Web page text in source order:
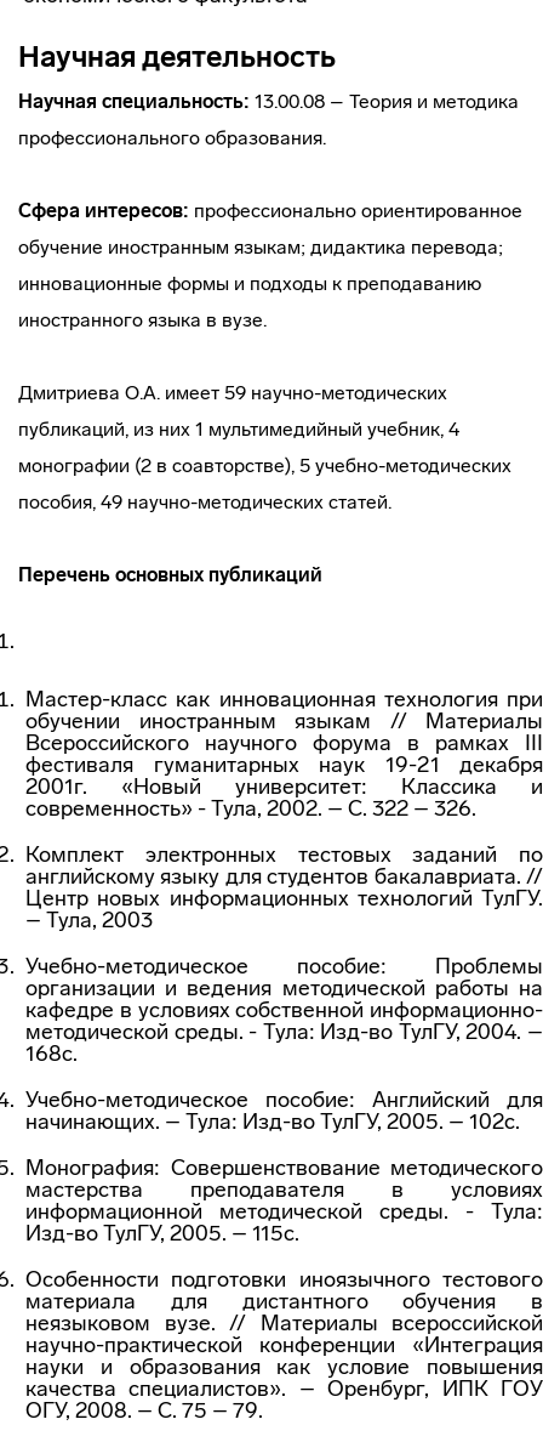
Научная деятельность
Научная специальность: 13.00.08 – Теория и методика
профессионального образования.
Сфера интересов: профессионально ориентированное
обучение иностранным языкам; дидактика перевода;
инновационные формы и подходы к преподаванию
иностранного языка в вузе.
Дмитриева О.А. имеет 59 научно-методических
публикаций, из них 1 мультимедийный учебник, 4
монографии (2 в соавторстве), 5 учебно-методических
пособия, 49 научно-методических статей.
Перечень основных публикаций
Мастер-класс как инновационная технология при
обучении иностранным языкам // Материалы
Всероссийского научного форума в рамках III
фестиваля гуманитарных наук 19-21 декабря
2001г. «Новый университет: Классика и
современность» - Тула, 2002. – С. 322 – 326.
Комплект электронных тестовых заданий по
английскому языку для студентов бакалавриата. //
Центр новых информационных технологий ТулГУ.
– Тула, 2003
Учебно-методическое пособие: Проблемы
организации и ведения методической работы на
кафедре в условиях собственной информационно-
методической среды. - Тула: Изд-во ТулГУ, 2004. –
168с.
Учебно-методическое пособие: Английский для
начинающих. – Тула: Изд-во ТулГУ, 2005. – 102с.
Монография: Совершенствование методического
мастерства преподавателя в условиях
информационной методической среды. - Тула:
Изд-во ТулГУ, 2005. – 115с.
Особенности подготовки иноязычного тестового
материала для дистантного обучения в
неязыковом вузе. // Материалы всероссийской
научно-практической конференции «Интеграция
науки и образования как условие повышения
качества специалистов». – Оренбург, ИПК ГОУ
ОГУ, 2008. – С. 75 – 79.